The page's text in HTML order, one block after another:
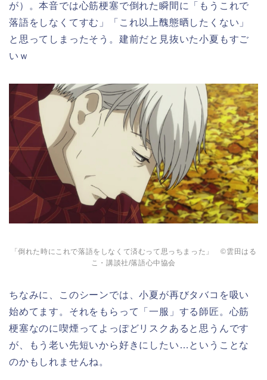
が）。本音では心筋梗塞で倒れた瞬間に「もうこれで
落語をしなくてすむ」「これ以上醜態晒したくない」
と思ってしまったそう。建前だと見抜いた小夏もすご
いｗ
「倒れた時にこれで落語をしなくて済むって思っちまった」 ©雲田はる
こ・講談社/落語心中協会
ちなみに、このシーンでは、小夏が再びタバコを吸い
始めてます。それをもらって「一服」する師匠。心筋
梗塞なのに喫煙ってよっぽどリスクあると思うんです
が、もう老い先短いから好きにしたい…ということな
のかもしれませんね。